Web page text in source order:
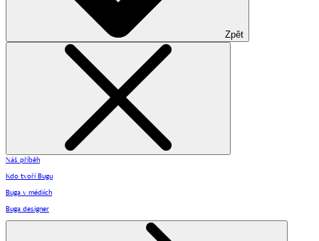
Zpět
Náš příběh
Kdo tvoří Bugu
Buga v médiích
Buga designer